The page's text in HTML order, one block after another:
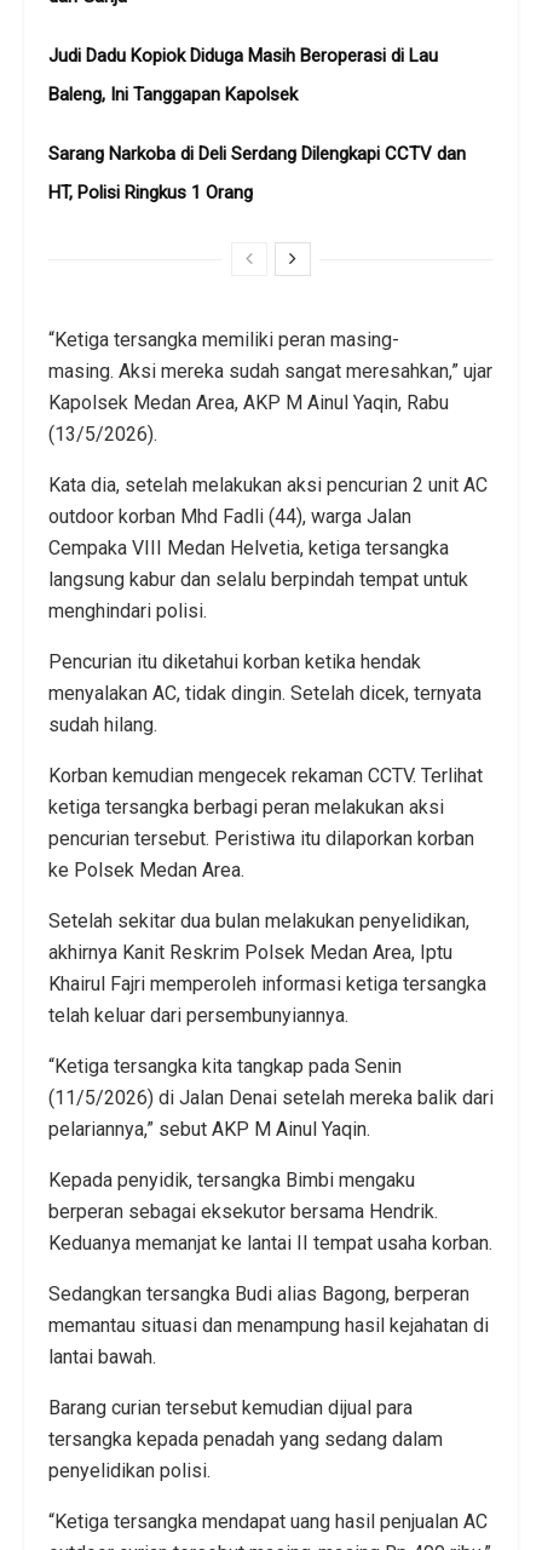
Judi Dadu Kopiok Diduga Masih Beroperasi di Lau
Baleng, Ini Tanggapan Kapolsek
Sarang Narkoba di Deli Serdang Dilengkapi CCTV dan
HT, Polisi Ringkus 1 Orang
“Ketiga tersangka memiliki peran masing-
masing. Aksi mereka sudah sangat meresahkan,” ujar
Kapolsek Medan Area, AKP M Ainul Yaqin, Rabu
(13/5/2026).
Kata dia, setelah melakukan aksi pencurian 2 unit AC
outdoor korban Mhd Fadli (44), warga Jalan
Cempaka VIII Medan Helvetia, ketiga tersangka
langsung kabur dan selalu berpindah tempat untuk
menghindari polisi.
Pencurian itu diketahui korban ketika hendak
menyalakan AC, tidak dingin. Setelah dicek, ternyata
sudah hilang.
Korban kemudian mengecek rekaman CCTV. Terlihat
ketiga tersangka berbagi peran melakukan aksi
pencurian tersebut. Peristiwa itu dilaporkan korban
ke Polsek Medan Area.
Setelah sekitar dua bulan melakukan penyelidikan,
akhirnya Kanit Reskrim Polsek Medan Area, Iptu
Khairul Fajri memperoleh informasi ketiga tersangka
telah keluar dari persembunyiannya.
“Ketiga tersangka kita tangkap pada Senin
(11/5/2026) di Jalan Denai setelah mereka balik dari
pelariannya,” sebut AKP M Ainul Yaqin.
Kepada penyidik, tersangka Bimbi mengaku
berperan sebagai eksekutor bersama Hendrik.
Keduanya memanjat ke lantai II tempat usaha korban.
Sedangkan tersangka Budi alias Bagong, berperan
memantau situasi dan menampung hasil kejahatan di
lantai bawah.
Barang curian tersebut kemudian dijual para
tersangka kepada penadah yang sedang dalam
penyelidikan polisi.
“Ketiga tersangka mendapat uang hasil penjualan AC